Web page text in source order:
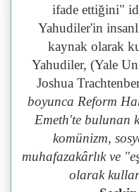
ifade ettiğini"
Yahudiler'in
kaynak olarak
Yahudiler, (Yale
Joshua
boyunca Reform
Emeth'te bulunan
komünizm,
muhafazakârlık ve
olarak